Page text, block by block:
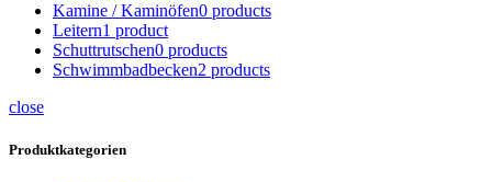
Kamine / Kaminöfen0 products
Leitern1 product
Schuttrutschen0 products
Schwimmbadbecken2 products
close
Produktkategorien